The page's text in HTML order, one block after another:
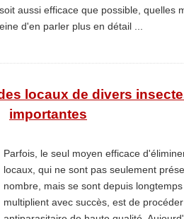
aussi efficace que possible, quelles
d'en parler plus en détail ...
locaux de divers
importantes
Parfois, le seul moyen efficace
locaux, qui ne sont pas seulement
nombre, mais se sont depuis
multiplient avec succès, est de